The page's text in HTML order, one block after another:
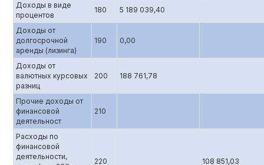
Доходы в виде
процентов
180 5 189 039,40
Доходы от
долгосрочной
аренды (лизинга)
190 0,00
Доходы от
валютных курсовых
разниц
200 188 761,78
Прочие доходы от
финансовой
деятельност
210
Расходы по
финансовой
деятельности,
220 108 851,03